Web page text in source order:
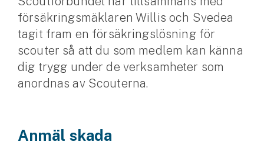
Bilförsäkring för företag
Fordon
Snöskoterförsäkring
ATV-försäkring
Husvagnsförsäkring
försäkringsmäklaren Willis och Svedea
tagit fram en försäkringslösning för
scouter så att du som medlem kan känna
dig trygg under de verksamheter som
anordnas av Scouterna.
Anmäl skada